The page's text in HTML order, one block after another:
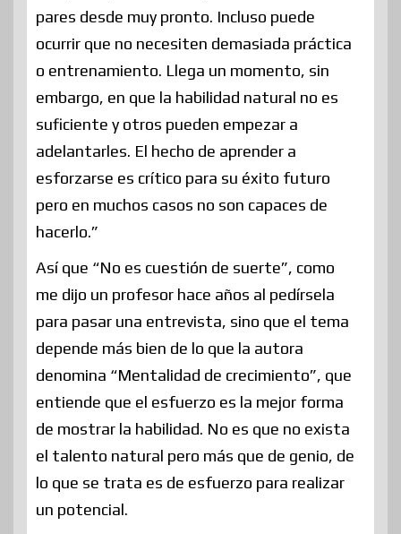
pares desde muy pronto. Incluso puede
ocurrir que no necesiten demasiada práctica
o entrenamiento. Llega un momento, sin
embargo, en que la habilidad natural no es
suficiente y otros pueden empezar a
adelantarles. El hecho de aprender a
esforzarse es crítico para su éxito futuro
pero en muchos casos no son capaces de
hacerlo.”
Así que “No es cuestión de suerte”, como
me dijo un profesor hace años al pedírsela
para pasar una entrevista, sino que el tema
depende más bien de lo que la autora
denomina “Mentalidad de crecimiento”, que
entiende que el esfuerzo es la mejor forma
de mostrar la habilidad. No es que no exista
el talento natural pero más que de genio, de
lo que se trata es de esfuerzo para realizar
un potencial.